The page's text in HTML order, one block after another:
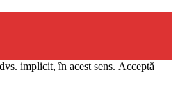
implicit, în acest sens. Acceptă